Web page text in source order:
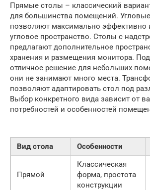
Прямые столы – классический
для большинства помещений.
позволяют максимально эффективно
угловое пространство. Столы с
предлагают дополнительное
хранения и размещения монитора.
отличное решение для небольших
они не занимают много места.
позволяют адаптировать стол под
Выбор конкретного вида зависит от
потребностей и особенностей
Вид стола Особенности
Прямой
Классическая
форма, простота
конструкции